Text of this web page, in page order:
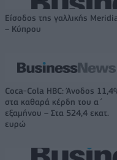
Είσοδος της γαλλικής
– Κύπρου
Coca-Cola HBC: Άνοδος
στα καθαρά κέρδη του α΄
εξαμήνου – Στα 524,4 εκατ.
ευρώ